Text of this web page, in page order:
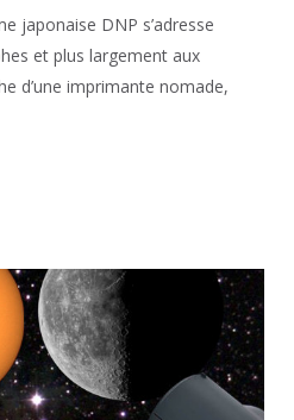
et plus largement aux
d’une imprimante nomade,